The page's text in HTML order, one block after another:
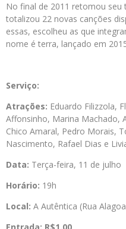
No final de 2011 retomou seu
totalizou 22 novas canções
essas, escolheu as que
nome é terra, lançado em
Serviço:
Atrações: Eduardo Filizzola,
Affonsinho, Marina Machado,
Chico Amaral, Pedro Morais,
Nascimento, Rafael Dias e
Data: Terça-feira, 11 de julho
Horário: 19h
Local: A Autêntica (Rua